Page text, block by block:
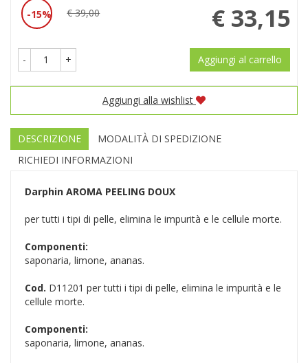
15% € 39,00
Prezzo
scontato
€ 33,15
- + Aggiungi al carrello
Aggiungi alla wishlist
DESCRIZIONE
MODALITÀ DI SPEDIZIONE
RICHIEDI INFORMAZIONI
Darphin AROMA PEELING DOUX
per tutti i tipi di pelle, elimina le impurità e le cellule morte.
Componenti:
saponaria, limone, ananas.
Cod. D11201 per tutti i tipi di pelle, elimina le impurità e le
cellule morte.
Componenti:
saponaria, limone, ananas.